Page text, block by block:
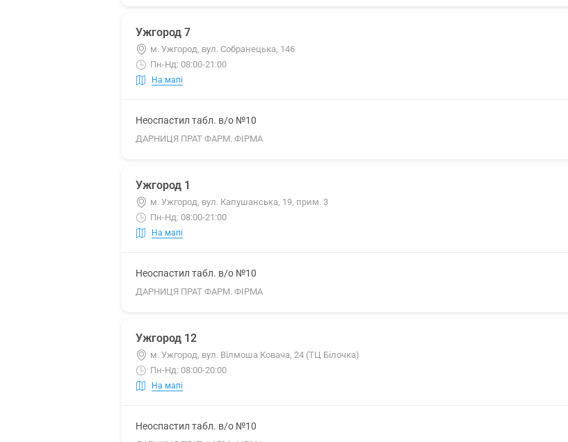
Ужгород 7
м. Ужгород, вул. Собранецька, 146
Пн-Нд: 08:00-21:00
На мапі
Неоспастил табл. в/о №10
ДАРНИЦЯ ПРАТ ФАРМ. ФІРМА
Ужгород 1
м. Ужгород, вул. Капушанська, 19, прим. 3
Пн-Нд: 08:00-21:00
На мапі
Неоспастил табл. в/о №10
ДАРНИЦЯ ПРАТ ФАРМ. ФІРМА
Ужгород 12
м. Ужгород, вул. Вілмоша Ковача, 24 (ТЦ Білочка)
Пн-Нд: 08:00-20:00
На мапі
Неоспастил табл. в/о №10